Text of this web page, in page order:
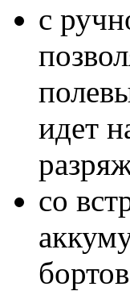
с
идет
со